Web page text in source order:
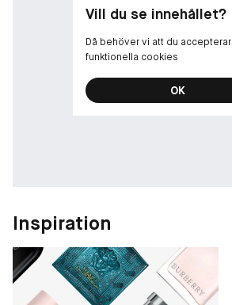
Vill du se innehållet?
Då behöver vi att du accepterar
funktionella cookies
OK
Inspiration